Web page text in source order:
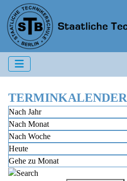
TERMINKALENDER
Nach Jahr
Nach Monat
Nach Woche
Heute
Gehe zu Monat